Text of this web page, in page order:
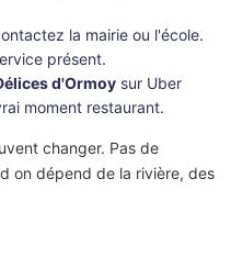
la mairie ou l'école.
présent.
d'Ormoy sur Uber
moment restaurant.
changer. Pas de
on dépend de la rivière, des